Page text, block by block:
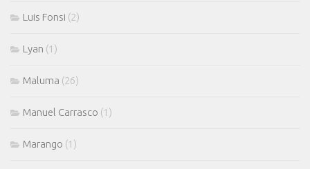
Luis Fonsi (2)
Lyan (1)
Maluma (26)
Manuel Carrasco (1)
Marango (1)